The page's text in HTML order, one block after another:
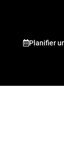
Planifier